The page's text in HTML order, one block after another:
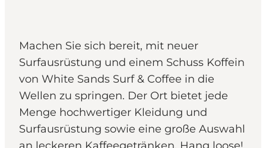
Machen Sie sich bereit, mit neuer
Surfausrüstung und einem Schuss Koffein
von White Sands Surf & Coffee in die
Wellen zu springen. Der Ort bietet jede
Menge hochwertiger Kleidung und
Surfausrüstung sowie eine große Auswahl